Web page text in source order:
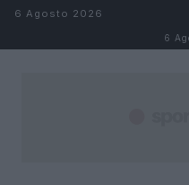
Salta al contenuto
6 Agosto 2026
6